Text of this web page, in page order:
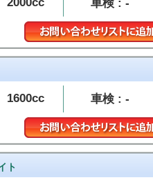
車検 : -
1600cc 車検 : -
ト